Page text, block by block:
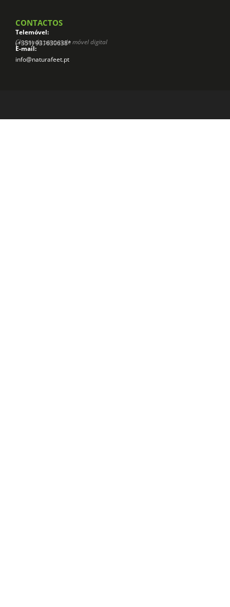
CONTACTOS
Telemóvel:
(+351) 931630638*
Chamada para rede móvel digital
E-mail:
info@naturafeet.pt